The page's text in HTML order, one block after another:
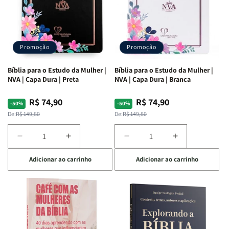
Promoção
Bíblia para o Estudo da Mulher |
NVA | Capa Dura | Preta
-50%
Preço
normal
De:R$ 149,80
Preço
promocional
R$ 74,90
Diminuir
a
quantidade
de
Bíblia
para
Estudo
da
Aumentar
a
quantidade
de
Bíblia
para
o
Estudo
da
Adicionar ao carrinho
Promoção
Bíblia para o Estudo da Mulher |
NVA | Capa Dura | Branca
-50%
Preço
normal
De:R$ 149,80
Preço
promocional
R$ 74,90
Diminuir
a
quantidade
de
Bíblia
o
Estudo
da
Aumentar
a
quantidade
de
Bíblia
para
o
Estudo
Adicionar ao carrinho